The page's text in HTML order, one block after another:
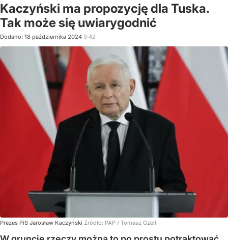
Kaczyński ma propozycję dla Tuska.
Tak może się uwiarygodnić
Dodano: 18 października 2024 9:42
Prezes PiS Jarosław Kaczyński Źródło: PAP / Tomasz Gzell